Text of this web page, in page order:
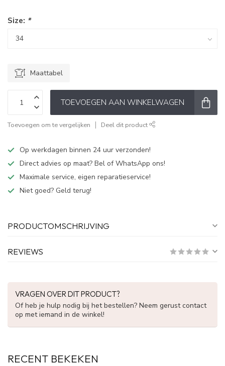
Size: *
Maattabel
TOEVOEGEN AAN WINKELWAGEN
Toevoegen om te vergelijken Deel dit product
Op werkdagen binnen 24 uur verzonden!
Direct advies op maat? Bel of WhatsApp ons!
Maximale service, eigen reparatieservice!
Niet goed? Geld terug!
PRODUCTOMSCHRIJVING
REVIEWS
VRAGEN OVER DIT PRODUCT?
Of heb je hulp nodig bij het bestellen? Neem gerust contact
op met iemand in de winkel!
RECENT BEKEKEN